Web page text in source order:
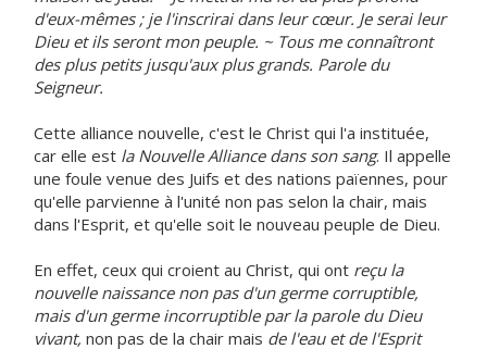
d'eux-mêmes ; je l'inscrirai dans leur cœur. Je serai leur
Dieu et ils seront mon peuple. ~ Tous me connaîtront
des plus petits jusqu'aux plus grands. Parole du
Seigneur.
Cette alliance nouvelle, c'est le Christ qui l'a instituée,
car elle est la Nouvelle Alliance dans son sang. Il appelle
une foule venue des Juifs et des nations païennes, pour
qu'elle parvienne à l'unité non pas selon la chair, mais
dans l'Esprit, et qu'elle soit le nouveau peuple de Dieu.
En effet, ceux qui croient au Christ, qui ont reçu la
nouvelle naissance non pas d'un germe corruptible,
mais d'un germe incorruptible par la parole du Dieu
vivant, non pas de la chair mais de l'eau et de l'Esprit